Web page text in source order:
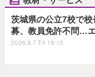
茨城県の公立7校で校
募、教員免許不問…
2026.8.7 Fri 19:15